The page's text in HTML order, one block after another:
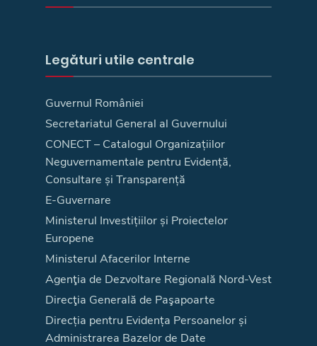
Legături utile centrale
Guvernul României
Secretariatul General al Guvernului
CONECT – Catalogul Organizațiilor
Neguvernamentale pentru Evidență,
Consultare și Transparență
E-Guvernare
Ministerul Investițiilor și Proiectelor
Europene
Ministerul Afacerilor Interne
Agenţia de Dezvoltare Regională Nord-Vest
Direcţia Generală de Paşapoarte
Direcția pentru Evidența Persoanelor și
Administrarea Bazelor de Date